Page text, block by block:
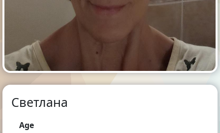
Светлана
Age